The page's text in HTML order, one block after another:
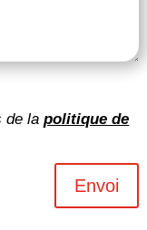
de lapolitique de
Envoi